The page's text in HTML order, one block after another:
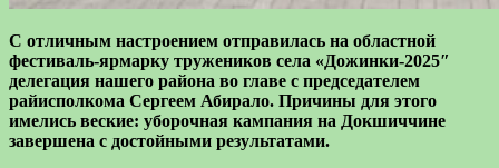
С отличным настроением отправилась на областной
фестиваль-ярмарку тружеников села «Дожинки-2025″
делегация нашего района во главе с председателем
райисполкома Сергеем Абирало. Причины для этого
имелись веские: уборочная кампания на Докшиччине
завершена с достойными результатами.